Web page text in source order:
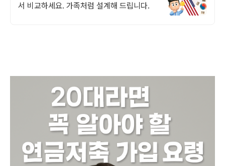
서 비교하세요. 가족처럼 설계해 드립니다.